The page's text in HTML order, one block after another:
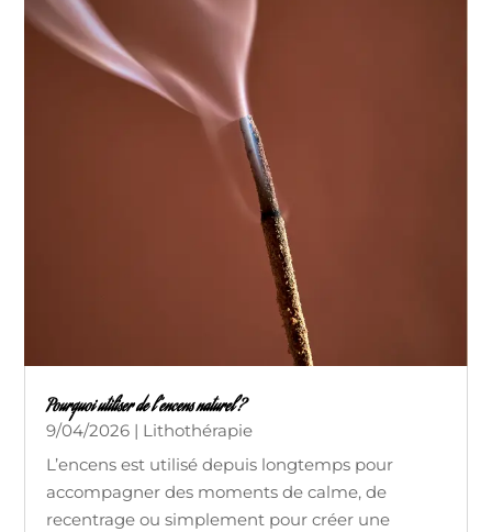
Pourquoi utiliser de l’encens naturel ?
9/04/2026 | Lithothérapie
L’encens est utilisé depuis longtemps pour
accompagner des moments de calme, de
recentrage ou simplement pour créer une